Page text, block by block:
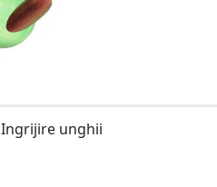
Ingrijire unghii